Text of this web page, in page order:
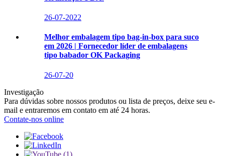
26-07-2022
Melhor embalagem tipo bag-in-box para suco
em 2026 | Fornecedor líder de embalagens
tipo babador OK Packaging
26-07-20
Investigação
Para dúvidas sobre nossos produtos ou lista de preços, deixe seu e-
mail e entraremos em contato em até 24 horas.
Contate-nos online